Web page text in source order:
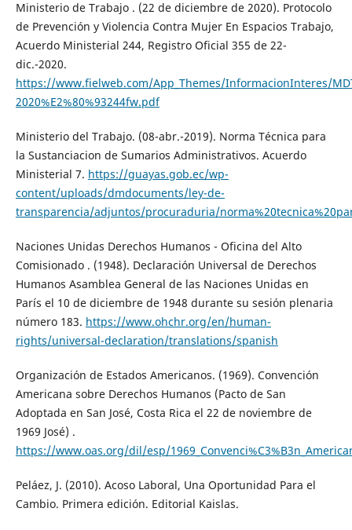
Ministerio de Trabajo . (22 de diciembre de 2020). Protocolo
de Prevención y Violencia Contra Mujer En Espacios Trabajo,
Acuerdo Ministerial 244, Registro Oficial 355 de 22-
dic.-2020.
https://www.fielweb.com/App_Themes/InformacionInteres/
2020%E2%80%93244fw.pdf
Ministerio del Trabajo. (08-abr.-2019). Norma Técnica para
la Sustanciacion de Sumarios Administrativos. Acuerdo
Ministerial 7. https://guayas.gob.ec/wp-
content/uploads/dmdocuments/ley-de-
transparencia/adjuntos/procuraduria/
Naciones Unidas Derechos Humanos - Oficina del Alto
Comisionado . (1948). Declaración Universal de Derechos
Humanos Asamblea General de las Naciones Unidas en
París el 10 de diciembre de 1948 durante su sesión plenaria
número 183. https://www.ohchr.org/en/human-
rights/universal-declaration/translations/spanish
Organización de Estados Americanos. (1969). Convención
Americana sobre Derechos Humanos (Pacto de San
Adoptada en San José, Costa Rica el 22 de noviembre de
1969 José) .
https://www.oas.org/dil/esp/
Peláez, J. (2010). Acoso Laboral, Una Oportunidad Para el
Cambio. Primera edición. Editorial Kaislas.